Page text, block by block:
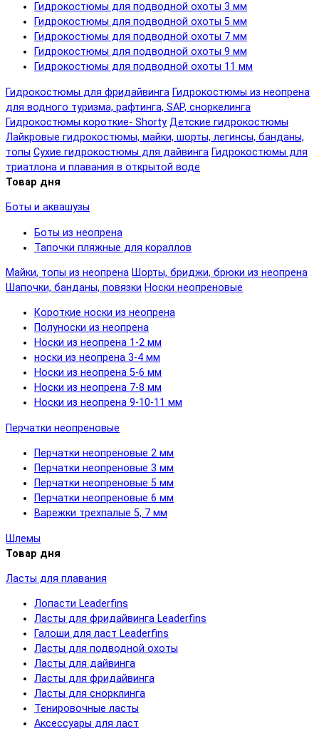
Гидрокостюмы для подводной охоты 3 мм
Гидрокостюмы для подводной охоты 5 мм
Гидрокостюмы для подводной охоты 7 мм
Гидрокостюмы для подводной охоты 9 мм
Гидрокостюмы для подводной охоты 11 мм
Гидрокостюмы для фридайвинга Гидрокостюмы из неопрена
для водного туризма, рафтинга, SAP, сноркелинга
Гидрокостюмы короткие- Shorty Детские гидрокостюмы
Лайкровые гидрокостюмы, майки, шорты, легинсы, банданы,
топы Сухие гидрокостюмы для дайвинга Гидрокостюмы для
триатлона и плавания в открытой воде
Товар дня
Боты и аквашузы
Боты из неопрена
Тапочки пляжные для кораллов
Майки, топы из неопрена Шорты, бриджи, брюки из неопрена
Шапочки, банданы, повязки Носки неопреновые
Короткие носки из неопрена
Полуноски из неопрена
Носки из неопрена 1-2 мм
носки из неопрена 3-4 мм
Носки из неопрена 5-6 мм
Носки из неопрена 7-8 мм
Носки из неопрена 9-10-11 мм
Перчатки неопреновые
Перчатки неопреновые 2 мм
Перчатки неопреновые 3 мм
Перчатки неопреновые 5 мм
Перчатки неопреновые 6 мм
Варежки трехпалые 5, 7 мм
Шлемы
Товар дня
Ласты для плавания
Лопасти Leaderfins
Ласты для фридайвинга Leaderfins
Галоши для ласт Leaderfins
Ласты для подводной охоты
Ласты для дайвинга
Ласты для фридайвинга
Ласты для снорклинга
Тенировочные ласты
Аксессуары для ласт